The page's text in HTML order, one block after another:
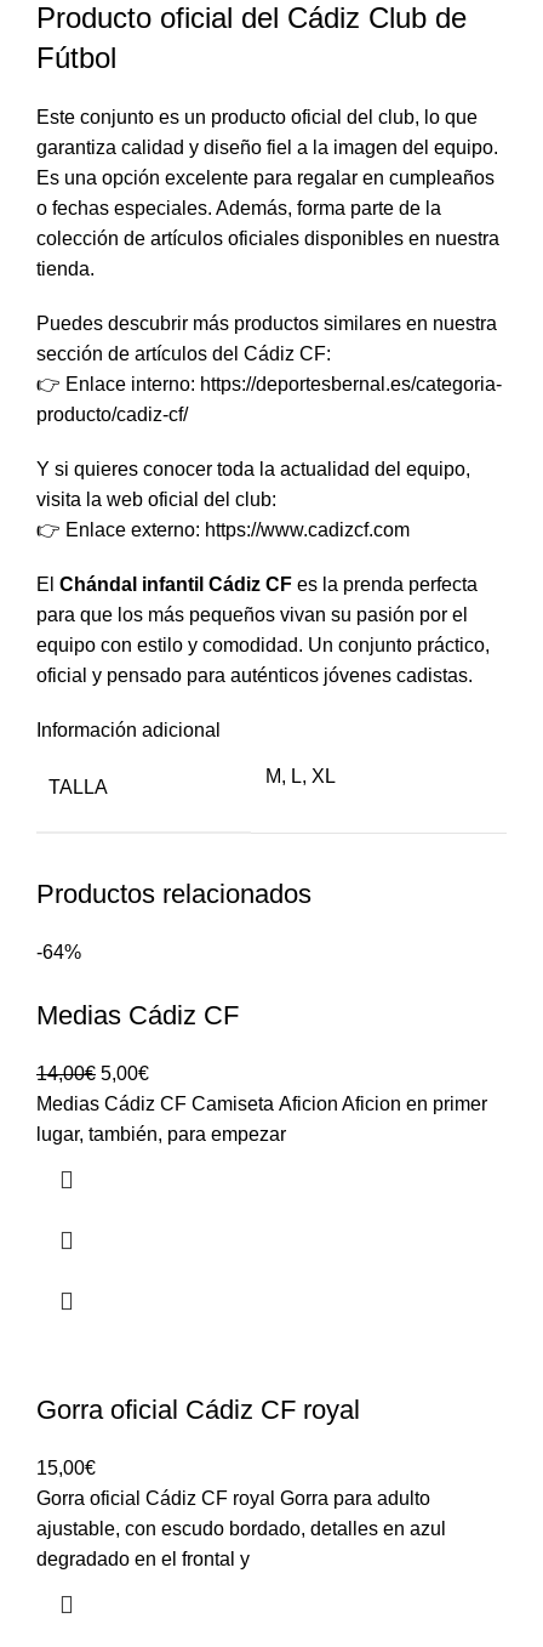
Producto oficial del Cádiz Club de
Fútbol
Este conjunto es un producto oficial del club, lo que
garantiza calidad y diseño fiel a la imagen del equipo.
Es una opción excelente para regalar en cumpleaños
o fechas especiales. Además, forma parte de la
colección de artículos oficiales disponibles en nuestra
tienda.
Puedes descubrir más productos similares en nuestra
sección de artículos del Cádiz CF:
👉 Enlace interno: https://deportesbernal.es/categoria-
producto/cadiz-cf/
Y si quieres conocer toda la actualidad del equipo,
visita la web oficial del club:
👉 Enlace externo: https://www.cadizcf.com
El Chándal infantil Cádiz CF es la prenda perfecta
para que los más pequeños vivan su pasión por el
equipo con estilo y comodidad. Un conjunto práctico,
oficial y pensado para auténticos jóvenes cadistas.
Información adicional
TALLA
M, L, XL
Productos relacionados
-64%
Medias Cádiz CF
14,00€ 5,00€
Medias Cádiz CF Camiseta Aficion Aficion en primer
lugar, también, para empezar
Gorra oficial Cádiz CF royal
15,00€
Gorra oficial Cádiz CF royal Gorra para adulto
ajustable, con escudo bordado, detalles en azul
degradado en el frontal y